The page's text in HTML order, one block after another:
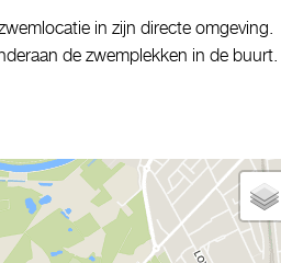
in zijn directe omgeving.
de zwemplekken in de buurt.